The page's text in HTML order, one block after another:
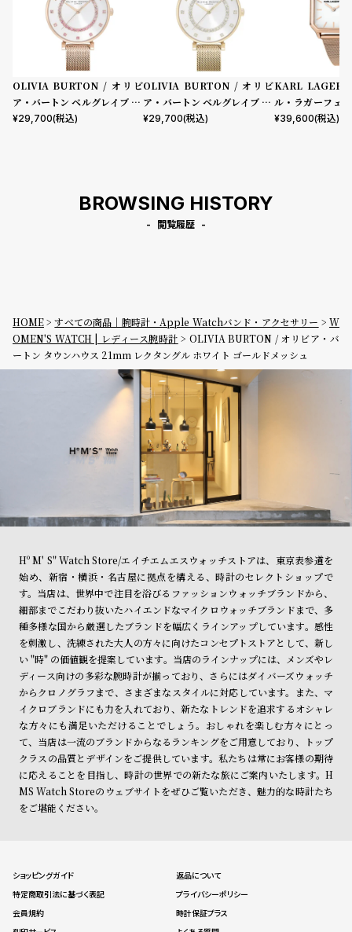
OLIVIA BURTON / オリビ
ア・バートン ベルグレイブ 32
mm ティーバー ホワイト カー
¥29,700(税込)
OLIVIA BURTON / オリビ
ア・バートン ベルグレイブ 32
mm ティーバー ホワイト ゴー
¥29,700(税込)
KARL
ル・ラガーフェ
クラシック ホワ
¥39,600(税込)
BROWSING HISTORY
閲覧履歴
HOME すべての商品｜腕時計・Apple Watchバンド・アクセサリー
W
OMEN'S WATCH | レディース腕時計
OLIVIA BURTON / オリビア・バ
ートン タウンハウス 21mm レクタングル ホワイト ゴールドメッシュ
Hº M' S" Watch Store/エイチエムエスウォッチストアは、東京表参道を
始め、新宿・横浜・名古屋に拠点を構える、時計のセレクトショップで
す。当店は、世界中で注目を浴びるファッションウォッチブランドから、
細部までこだわり抜いたハイエンドなマイクロウォッチブランドまで、多
種多様な国から厳選したブランドを幅広くラインアップしています。感性
を刺激し、洗練された大人の方々に向けたコンセプトストアとして、新し
い "時" の価値観を提案しています。当店のラインナップには、メンズやレ
ディース向けの多彩な腕時計が揃っており、さらにはダイバーズウォッチ
からクロノグラフまで、さまざまなスタイルに対応しています。また、マ
イクロブランドにも力を入れており、新たなトレンドを追求するオシャレ
な方々にも満足いただけることでしょう。おしゃれを楽しむ方々にとっ
て、当店は一流のブランドからなるランキングをご用意しており、トップ
クラスの品質とデザインをご提供しています。私たちは常にお客様の期待
に応えることを目指し、時計の世界での新たな旅にご案内いたします。H
MS Watch Storeのウェブサイトをぜひご覧いただき、魅力的な時計たち
をご堪能ください。
ショッピングガイド
返品について
特定商取引法に基づく表記
プライバシーポリシー
会員規約
時計保証プラス